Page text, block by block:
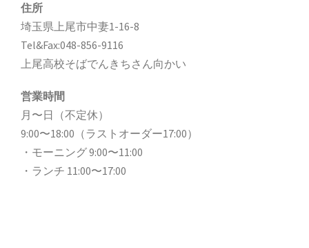
シ
ョ
ン
住所
埼玉県上尾市中妻1-16-8
Tel&Fax:048-856-9116
上尾高校そばでんきちさん向かい
営業時間
月〜日（不定休）
9:00〜18:00（ラストオーダー17:00）
・モーニング 9:00〜11:00
・ランチ 11:00〜17:00